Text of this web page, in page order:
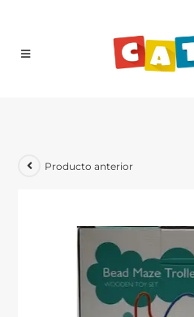
Producto anterior